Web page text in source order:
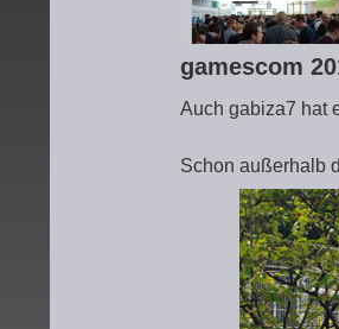
gamescom
Auch gabiza7 hat
Schon außerhalb